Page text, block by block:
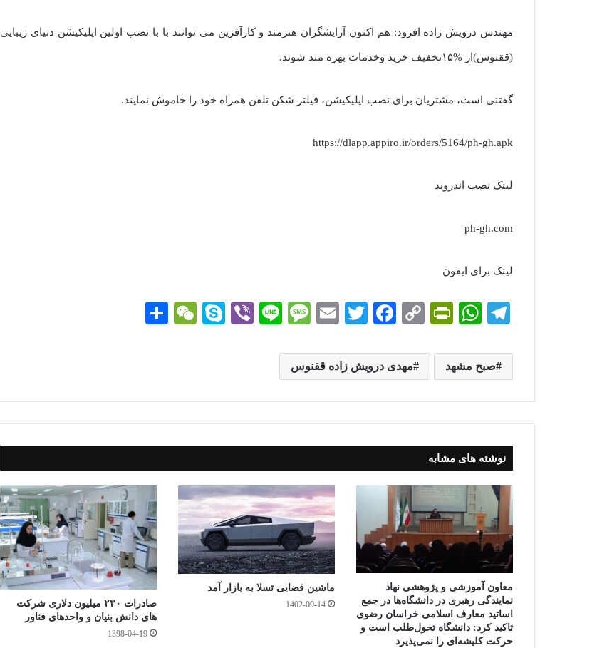
مهندس درویش زاده افزود: هم اکنون آرایشگران هنرمند و کارآفرین می توانند با با نصب اولین اپلیکیشن دنیای زیبایی
(ققنوس)از %۱۵تخفیف خرید وخدمات بهره مند شوند.
گفتنی است، مشتریان برای نصب اپلیکیشن، فیلتر شکن تلفن همراه خود را خاموش نمایند.
https://dlapp.appiro.ir/orders/5164/ph-gh.apk
لینک نصب اندروید
ph-gh.com
لینک برای ایفون
Te
gr
a
m
W
ts
A
pp
Pr
tF
ri
en
dl
y
C
y
Li
nk
Fa
bo
ok
T
tte
r
E
ail
M
sa
ge
Li
Vi
S
W
t
ک
گذ
ار
ی
صبح مشهد مهدی درويش زاده ققنوس
نوشته های مشابه
معاون آموزشی و پژوهشی نهاد
نمایندگی رهبری در دانشگاه‌ها در جمع
اساتید معارف اسلامی خراسان رضوی
تاکید کرد: دانشگاه تحول‌طلب است و
حرکت کلیشه‌ای را نمی‌پذیرد
ماشین فضایی تسلا به بازار آمد
1402-09-14
صادرات ۲۳۰ میلیون دلاری شرکت
های دانش بنیان و واحدهای فناور
1398-04-19